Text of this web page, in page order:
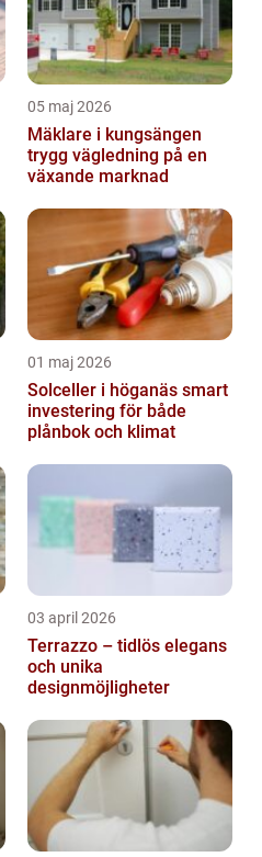
05 maj 2026
Mäklare i kungsängen
trygg vägledning på en
växande marknad
01 maj 2026
Solceller i höganäs smart
investering för både
plånbok och klimat
03 april 2026
Terrazzo – tidlös elegans
och unika
designmöjligheter